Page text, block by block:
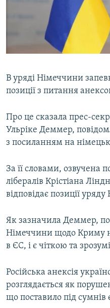
ВІДЕОУРОКИ «ELIFBE»
СВІДЧЕННЯ ОКУПАЦІЇ
УКРАЇНСЬКА ПРОБЛЕМА КРИМУ
Qırımtatar
Усі сайти RFE/RL
В уряді Німеччини
позиції з питання
Про це сказала прес-
Ульріке Деммер,
з посиланням на
За її словами, озвучена
лібералів Крістіана
відповідає позиції
Як зазначила Деммер,
Німеччини щодо Криму
в ЄС, і є чіткою та
Російська анексія
розглядається як
що поставило під